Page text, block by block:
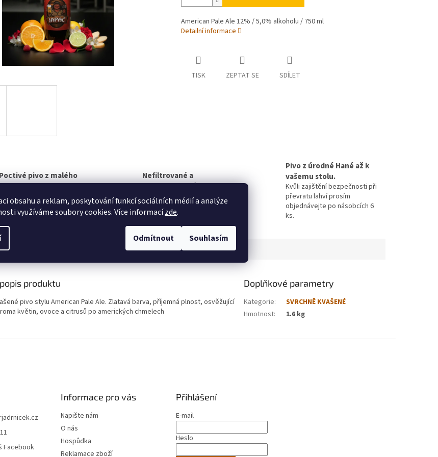
obsahu a reklam, poskytování funkcí sociálních médií a analýze
využíváme soubory cookies. Více informacízde.
Odmítnout Souhlasím
American Pale Ale 12% / 5,0% alkoholu / 750 ml
Detailní informace
TISK ZEPTAT SE SDÍLET
pivo z malého
řemeslo, které je znát v
loku.
Nefiltrované a
nepasterované
žádné „uhlazené“
kompromisy.
Pivo z úrodné Hané až k
vašemu stolu.
Kvůli zajištění bezpečnosti při
převratu lahví prosím
objednávejte po násobcích 6
ks.
Diskuze
produktu
pivo stylu American Pale Ale. Zlatavá barva, příjemná plnost, osvěžující
květin, ovoce a citrusů po amerických chmelech
Doplňkové parametry
Kategorie:
SVRCHNĚ KVAŠENÉ
Hmotnost: 1.6 kg
Facebook
Informace pro vás
Napište nám
O nás
Hospůdka
Reklamace zboží
Přihlášení
E-mail
Heslo